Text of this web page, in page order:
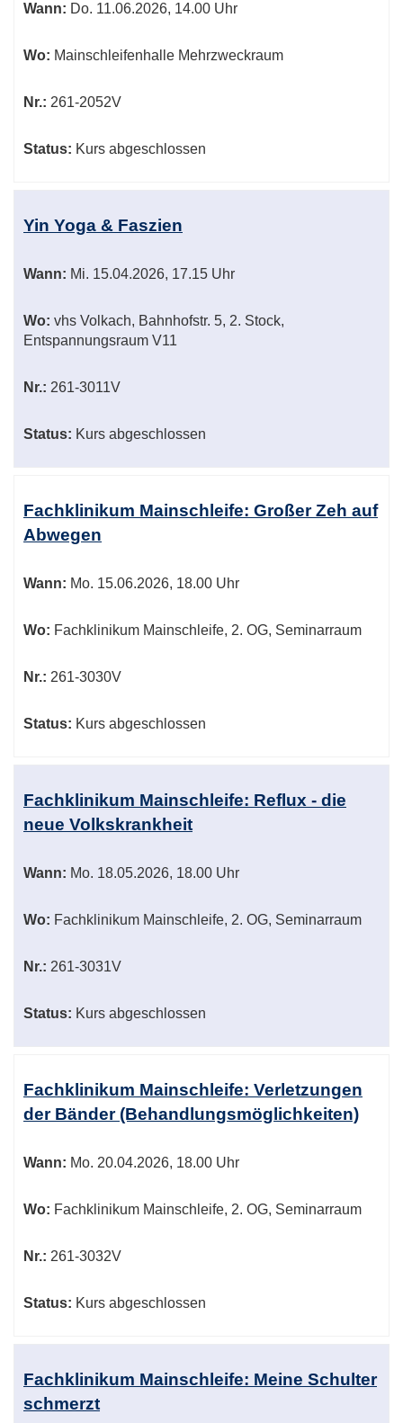
Wann: Do. 11.06.2026, 14.00 Uhr
Wo: Mainschleifenhalle Mehrzweckraum
Nr.: 261-2052V
Status: Kurs abgeschlossen
Yin Yoga & Faszien
Wann: Mi. 15.04.2026, 17.15 Uhr
Wo: vhs Volkach, Bahnhofstr. 5, 2. Stock,
Entspannungsraum V11
Nr.: 261-3011V
Status: Kurs abgeschlossen
Fachklinikum Mainschleife: Großer Zeh auf
Abwegen
Wann: Mo. 15.06.2026, 18.00 Uhr
Wo: Fachklinikum Mainschleife, 2. OG, Seminarraum
Nr.: 261-3030V
Status: Kurs abgeschlossen
Fachklinikum Mainschleife: Reflux - die
neue Volkskrankheit
Wann: Mo. 18.05.2026, 18.00 Uhr
Wo: Fachklinikum Mainschleife, 2. OG, Seminarraum
Nr.: 261-3031V
Status: Kurs abgeschlossen
Fachklinikum Mainschleife: Verletzungen
der Bänder (Behandlungsmöglichkeiten)
Wann: Mo. 20.04.2026, 18.00 Uhr
Wo: Fachklinikum Mainschleife, 2. OG, Seminarraum
Nr.: 261-3032V
Status: Kurs abgeschlossen
Fachklinikum Mainschleife: Meine Schulter
schmerzt